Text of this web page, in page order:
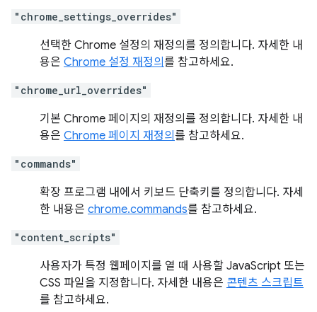
"chrome_settings_overrides"
선택한 Chrome 설정의 재정의를 정의합니다. 자세한 내
용은 Chrome 설정 재정의 를 참고하세요.
"chrome_url_overrides"
기본 Chrome 페이지의 재정의를 정의합니다. 자세한 내
용은 Chrome 페이지 재정의 를 참고하세요.
"commands"
확장 프로그램 내에서 키보드 단축키를 정의합니다. 자세
한 내용은 chrome.commands를 참고하세요.
"content_scripts"
사용자가 특정 웹페이지를 열 때 사용할 JavaScript 또는
CSS 파일을 지정합니다. 자세한 내용은 콘텐츠 스크립트
를 참고하세요.